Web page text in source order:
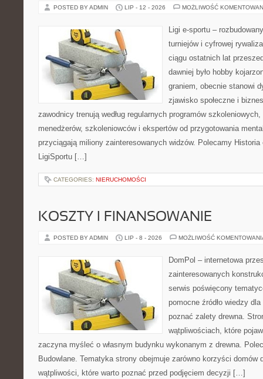
POSTED BY ADMIN LIP - 12 - 2026 MOŻLIWOŚĆ
Ligi e-sportu –
turniejów i cyfrowej
ciągu ostatnich lat
dawniej było hobby
graniem, obecnie stanowi
zjawisko społeczne i
zawodnicy trenują według regularnych programów
menedżerów, szkoleniowców i ekspertów od przygotowania
przyciągają miliony zainteresowanych widzów. Polecamy
LigiSportu […]
CATEGORIES: NIERUCHOMOŚCI
KOSZTY I FINANSOWANIE
POSTED BY ADMIN LIP - 8 - 2026 MOŻLIWOŚĆ
DomPol – internetowa
zainteresowanych
serwis poświęcony
pomocne źródło wiedzy
poznać zalety drewna.
wątpliwościach, które
zaczyna myśleć o własnym budynku wykonanym z drewna.
Budowlane. Tematyka strony obejmuje zarówno korzyści domów
wątpliwości, które warto poznać przed podjęciem decyzji […]